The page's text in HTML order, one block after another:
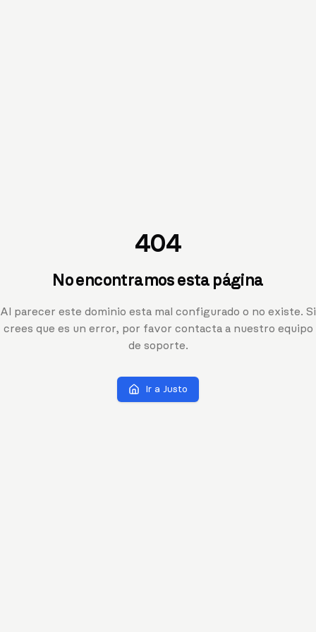
404
No encontramos esta página
Al parecer este dominio esta mal configurado o no existe. Si
crees que es un error, por favor contacta a nuestro equipo
de soporte.
Ir a Justo